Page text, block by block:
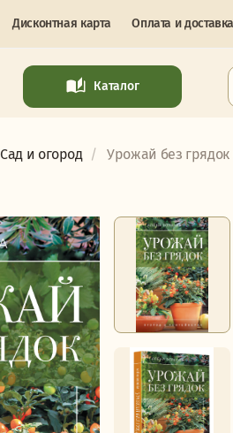
Дисконтная карта Оплата и доставка
Каталог
Сад и огород Урожай без грядок